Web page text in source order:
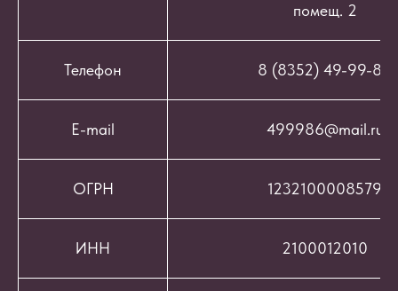
помещ. 2
Телефон 8 (8352) 49-99-86
E-mail 499986@mail.ru
ОГРН 1232100008579
ИНН 2100012010